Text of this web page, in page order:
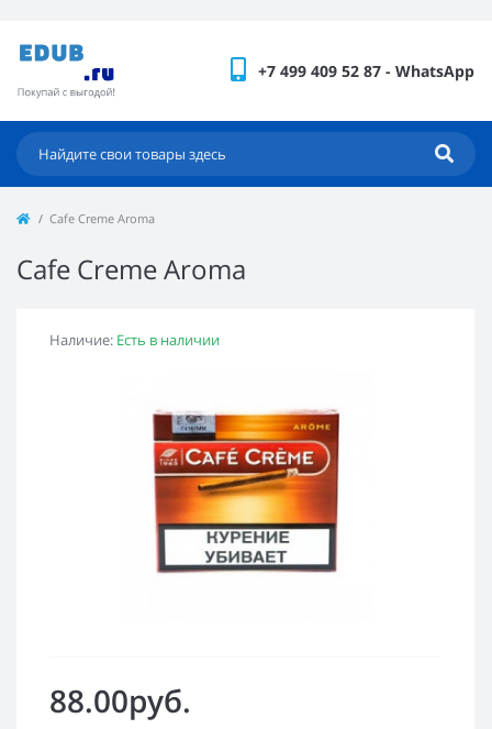
+7 499 409 52 87 - WhatsApp
Cafe Creme Aroma
Cafe Creme Aroma
Наличие: Есть в наличии
88.00руб.